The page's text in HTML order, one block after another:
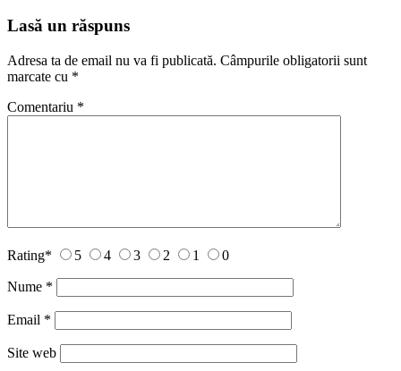
Lasă un răspuns
Adresa ta de email nu va fi publicată. Câmpurile obligatorii sunt
marcate cu *
Comentariu *
Rating* 5 4 3 2 1 0
Nume *
Email *
Site web